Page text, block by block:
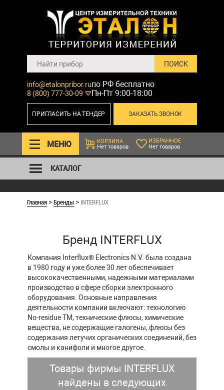
info@etalonpribor.ru
8 (800) 777-30-09
по РФ бесплатно
Пн-Пт 9:00-18:00
ЗАКАЗАТЬ ЗВОНОК
ПРИГЛАСИТЬ НА ТЕНДЕР
МЕНЮ
КОРЗИНА
Нет товаров
ИЗБРАННОЕ
Нет товаров
КАТАЛОГ
Главная >Бренды > INTERFLUX
Бренд INTERFLUX
Компания Interflux® Electronics N.V. была создана
в 1980 году и уже более 30 лет обеспечивает
высококачественными, надежными материалами
производство в сфере сборки электронного
оборудования. Основные направления
деятельности компании включают: технологию
No-residue TM, технические флюсы, химические
вещества, не содержащие галогены, флюсы без
содержания летучих органических соединений, без
смолы и канифоли и многое другое.
Товары фирмы INTERFLUX
найдены в следующих